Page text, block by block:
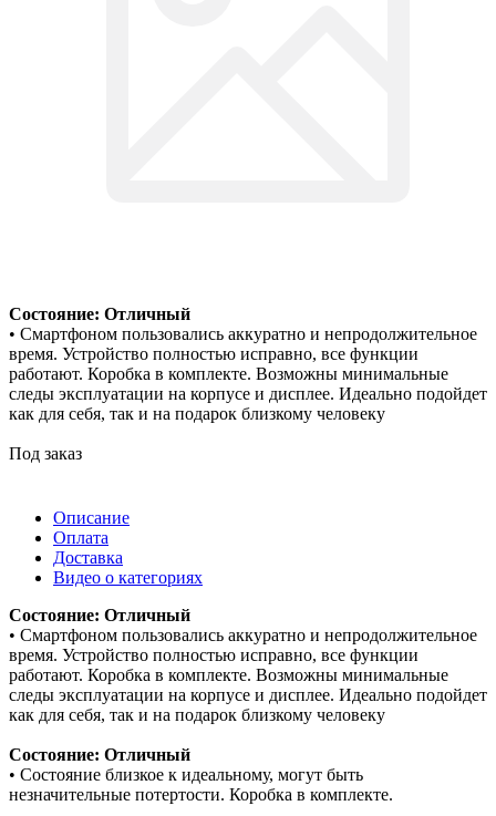
Состояние: Отличный
• Смартфоном пользовались аккуратно и непродолжительное
время. Устройство полностью исправно, все функции
работают. Коробка в комплекте. Возможны минимальные
следы эксплуатации на корпусе и дисплее. Идеально подойдет
как для себя, так и на подарок близкому человеку
Под заказ
Описание
Оплата
Доставка
Видео о категориях
Состояние: Отличный
• Смартфоном пользовались аккуратно и непродолжительное
время. Устройство полностью исправно, все функции
работают. Коробка в комплекте. Возможны минимальные
следы эксплуатации на корпусе и дисплее. Идеально подойдет
как для себя, так и на подарок близкому человеку
Состояние: Отличный
• Состояние близкое к идеальному, могут быть
незначительные потертости. Коробка в комплекте.